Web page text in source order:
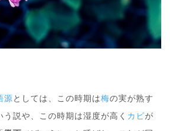
源としては、この時期は梅の実が熟す
説や、この時期は湿度が高く カビが